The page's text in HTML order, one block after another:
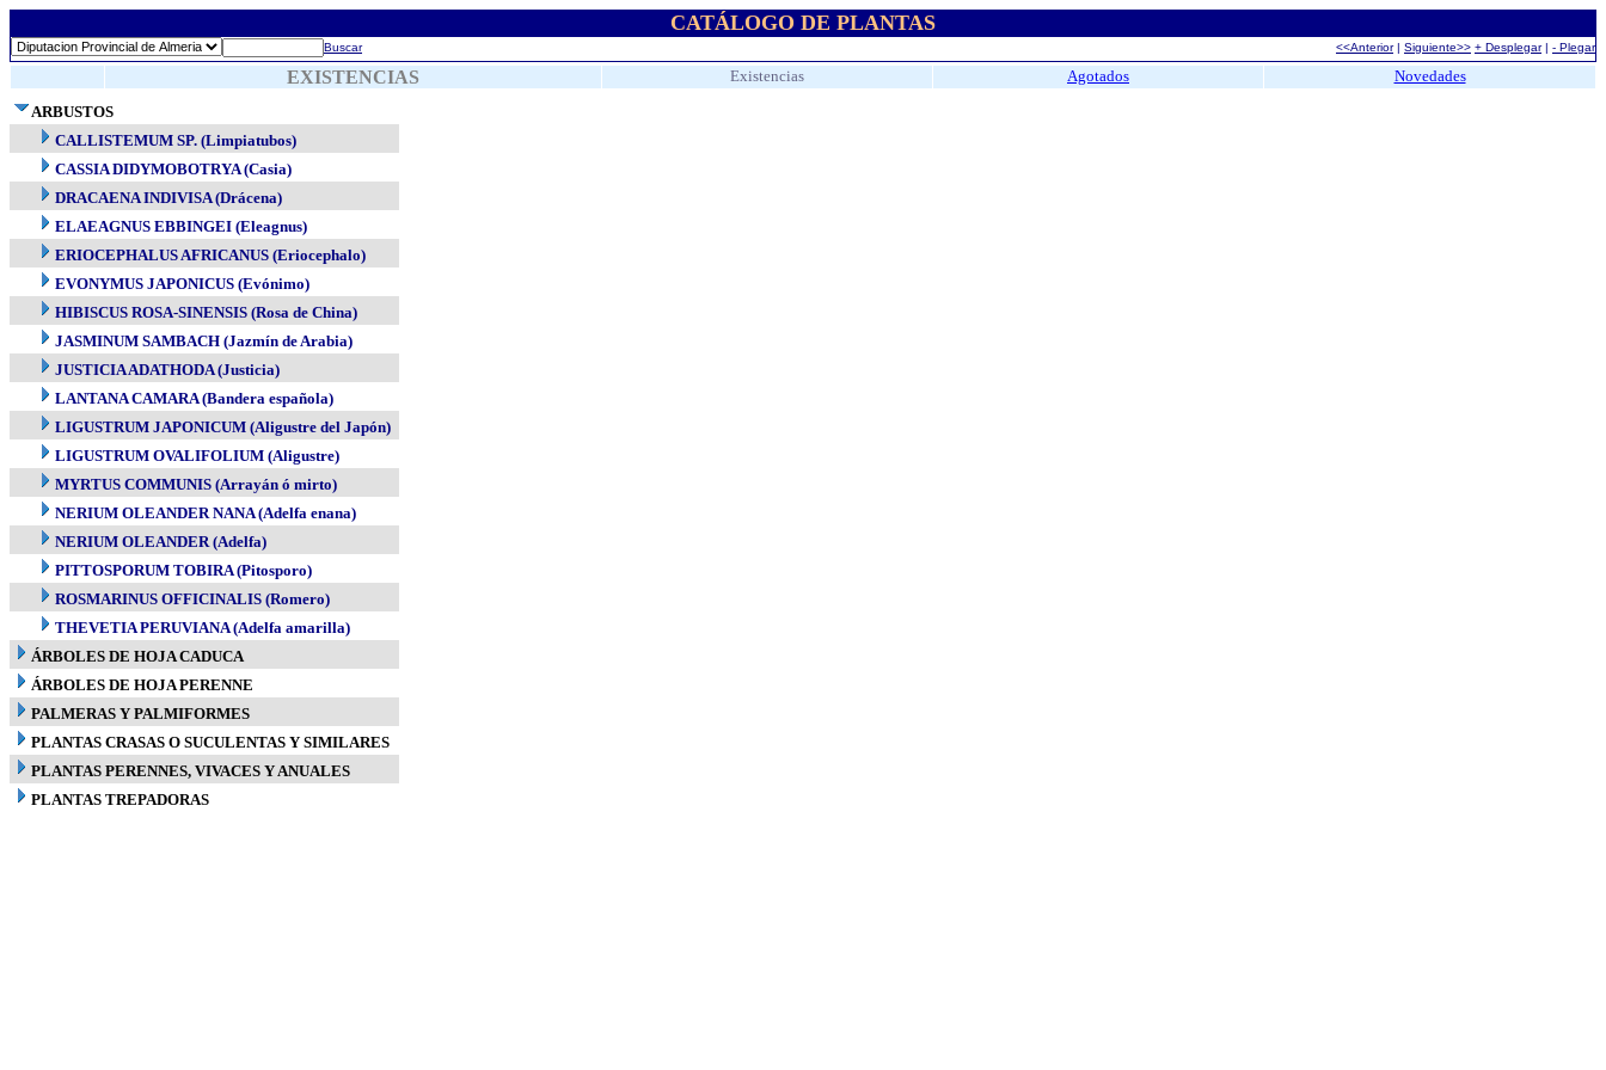
CATÁLOGO DE PLANTAS
Buscar <<Anterior| Siguiente>> + Desplegar| - Plegar
EXISTENCIAS Existencias Agotados
Novedades
ARBUSTOS
CALLISTEMUM SP. (Limpiatubos)
CASSIA DIDYMOBOTRYA (Casia)
DRACAENA INDIVISA (Drácena)
ELAEAGNUS EBBINGEI (Eleagnus)
ERIOCEPHALUS AFRICANUS (Eriocephalo)
EVONYMUS JAPONICUS (Evónimo)
HIBISCUS ROSA-SINENSIS (Rosa de China)
JASMINUM SAMBACH (Jazmín de Arabia)
JUSTICIA ADATHODA (Justicia)
LANTANA CAMARA (Bandera española)
LIGUSTRUM JAPONICUM (Aligustre del Japón)
LIGUSTRUM OVALIFOLIUM (Aligustre)
MYRTUS COMMUNIS (Arrayán ó mirto)
NERIUM OLEANDER NANA (Adelfa enana)
NERIUM OLEANDER (Adelfa)
PITTOSPORUM TOBIRA (Pitosporo)
ROSMARINUS OFFICINALIS (Romero)
THEVETIA PERUVIANA (Adelfa amarilla)
ÁRBOLES DE HOJA CADUCA
ÁRBOLES DE HOJA PERENNE
PALMERAS Y PALMIFORMES
PLANTAS CRASAS O SUCULENTAS Y SIMILARES
PLANTAS PERENNES, VIVACES Y ANUALES
PLANTAS TREPADORAS